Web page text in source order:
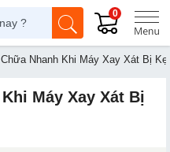
0
Nhanh Khi Máy Xay Xát Bị
Máy Xay Xát Bị